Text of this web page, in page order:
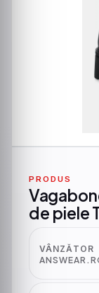
PRODUS
de piele
VÂNZĂTOR